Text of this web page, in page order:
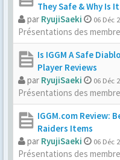
They Safe & Why Is It
par RyujiSaeki 06 Déc
Présentations des
Is IGGM A Safe
Player Reviews
par RyujiSaeki 06 Déc
Présentations des
IGGM.com Review:
Raiders Items
par RyujiSaeki 06 Déc
Présentations des